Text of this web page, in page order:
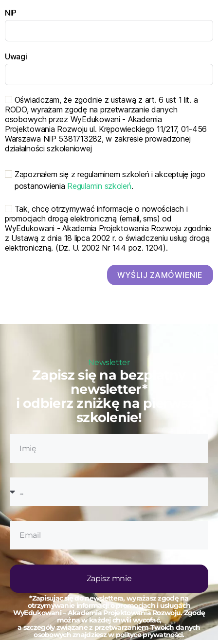
NIP
Uwagi
Oświadczam, że zgodnie z ustawą z art. 6 ust 1 lit. a
RODO, wyrażam zgodę na przetwarzanie danych
osobowych przez WyEdukowani - Akademia
Projektowania Rozwoju ul. Krępowieckiego 11/217, 01-456
Warszawa NIP 5381713282, w zakresie prowadzonej
działalności szkoleniowej
Zapoznałem się z regulaminem szkoleń i akceptuję jego
postanowienia Regulamin szkoleń.
Tak, chcę otrzymywać informacje o nowościach i
promocjach drogą elektroniczną (email, sms) od
WyEdukowani - Akademia Projektowania Rozwoju zgodnie
z Ustawą z dnia 18 lipca 2002 r. o świadczeniu usług drogą
elektroniczną. (Dz. U. 2002 Nr 144 poz. 1204).
WYŚLIJ ZAMÓWIENIE
Newsletter
Zapisz się na bezpłatny
newsletter*
i odbierz zniżkę na pierwsze
szkolenie!
Zapisz mnie
*Zapisując się do newslettera, wyrażasz zgodę na
otrzymywanie informacji o promocjach i usługach
WyEdukowani – Akademia Projektowania Rozwoju. Zgodę
można w każdej chwili wycofać,
a szczegóły związane z przetwarzaniem Twoich danych
osobowych znajdziesz w polityce prywatności.